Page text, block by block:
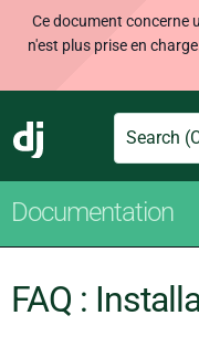
Ce document concerne
n'est plus prise en
Django
Search
Documentation
FAQ :